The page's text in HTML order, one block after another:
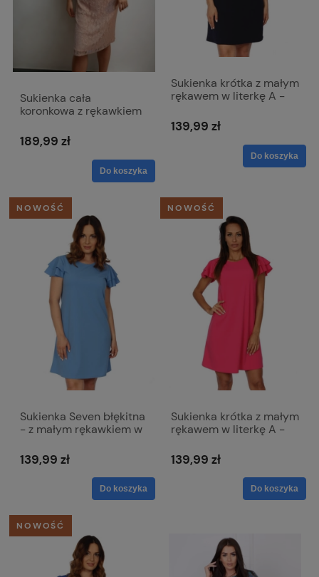
Sukienka cała
koronkowa z rękawkiem
008
189,99 zł
Do koszyka
Sukienka krótka z małym
rękawem w literkę A -
139,99 zł
Do koszyka
Sukienka Seven błękitna
- z małym rękawkiem w
139,99 zł
Do koszyka
NOWOŚĆ
Sukienka krótka z małym
rękawem w literkę A -
139,99 zł
Do koszyka
NOWOŚĆ
NOWOŚĆ